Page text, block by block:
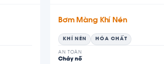
Bơm Màng Khí Nén
KHÍ NÉN HÓA CHẤT
AN TOÀN
Cháy nổ